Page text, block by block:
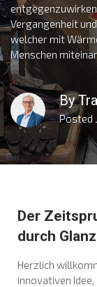
Vergangenheit
welcher mit
Menschen
By
Posted
Der
durch
Herzlich
innovativen Idee,